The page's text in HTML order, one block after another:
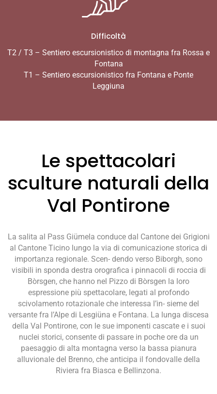
Difficoltà
T2 / T3 – Sentiero escursionistico di montagna fra Rossa e
Fontana
T1 – Sentiero escursionistico fra Fontana e Ponte
Leggiuna
Le spettacolari
sculture naturali della
Val Pontirone
La salita al Pass Giümela conduce dal Cantone dei Grigioni
al Cantone Ticino lungo la via di comunicazione storica di
importanza regionale. Scen- dendo verso Biborgh, sono
visibili in sponda destra orografica i pinnacoli di roccia di
Bòrsgen, che hanno nel Pizzo di Bòrsgen la loro
espressione più spettacolare, legati al profondo
scivolamento rotazionale che interessa l’in- sieme del
versante fra l’Alpe di Lesgiüna e Fontana. La lunga discesa
della Val Pontirone, con le sue imponenti cascate e i suoi
nuclei storici, consente di passare in poche ore da un
paesaggio di alta montagna verso la bassa pianura
alluvionale del Brenno, che anticipa il fondovalle della
Riviera fra Biasca e Bellinzona.